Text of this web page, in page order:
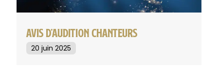
AVIS D’AUDITION CHANTEURS
20 juin 2025